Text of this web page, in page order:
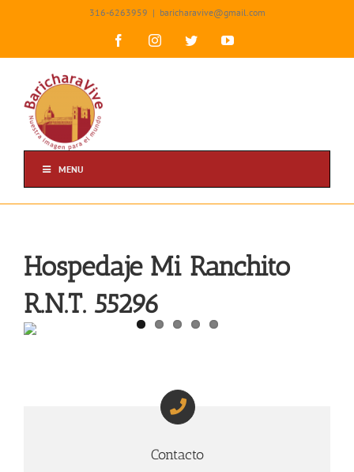
316-6263959 | baricharavive@gmail.com
FacebookInstagramTwitterYouTube
MENU
Hospedaje Mi Ranchito
R.N.T. 55296
Contacto